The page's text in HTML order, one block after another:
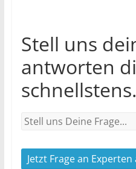
Stell uns
antworten
Jetzt Frage an